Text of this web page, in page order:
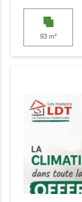
93 m²